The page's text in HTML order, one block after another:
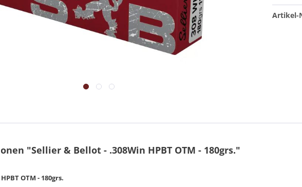
Artikel-
"Sellier & Bellot - .308Win HPBT OTM - 180grs."
OTM - 180grs.